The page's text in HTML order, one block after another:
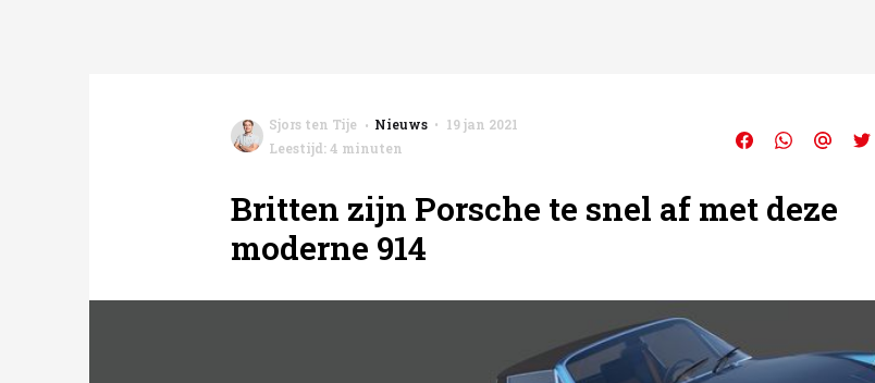
Sjors ten Tije Nieuws
19 jan 2021
Leestijd: 4 minuten
Britten zijn Porsche te snel af met deze
moderne 914